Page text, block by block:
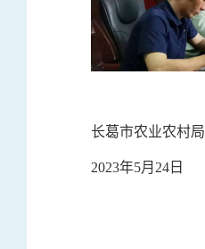
长葛市农业农村局
2023年5月24日